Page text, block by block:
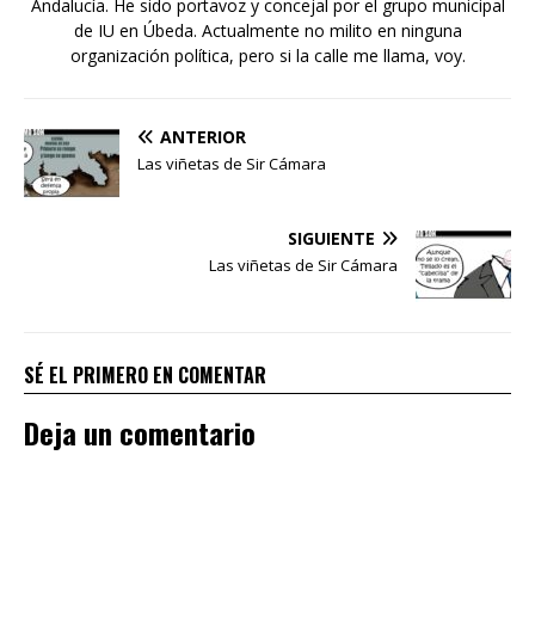
Andalucía. He sido portavoz y concejal por el grupo municipal
de IU en Úbeda. Actualmente no milito en ninguna
organización política, pero si la calle me llama, voy.
ANTERIOR
Las viñetas de Sir Cámara
SIGUIENTE
Las viñetas de Sir Cámara
SÉ EL PRIMERO EN COMENTAR
Deja un comentario